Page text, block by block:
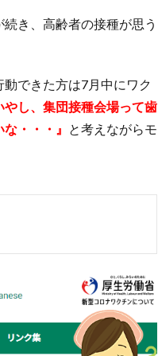
き、高齢者の接種が思う
できた方は7月中にワク
やし、集団接種会場って歯
・・・』
と考えながらモ